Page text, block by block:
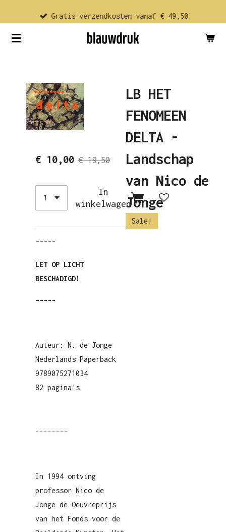
direct
naar
Gratis verzendkosten vanaf € 49,50
LB HET
FENOMEEN
DELTA -
Landschap
van Nico de
Jonge
Sale!
€ 10,00 € 19,50
In
winkelwagen
-----
LET OP LICHT
BESCHADIGD!
-----
Auteur: N. de Jonge
Nederlands Paperback
9789075271034
82 pagina's
--------
In 1994 ontving
professor Nico de
Jonge de Oeuvreprijs
van het Fonds voor de